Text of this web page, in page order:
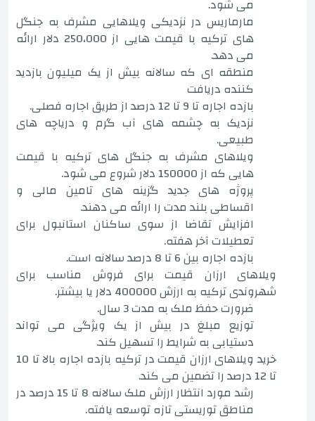
می شود.
مارماریس در نزدیکی ویلاهایی مشرف به جنگل
های ترکیه با قیمت هایی از 250،000 دلار ارائه
می دهد.
منطقه ای که سالانه بیش از یک میلیون بازدید
کننده دریافت
بازده اجاره تا 9 تا 12 درصد از طریق اجاره فصلی.
نزدیک به چشمه های آب گرم و دریاچه های
طبیعی.
ویلاهای مشرف به جنگل های ترکیه با قیمت
هایی که از 150000 دلار شروع می شود.
پروژه های جدید گزینه های تامین مالی و
اقساطی بلند مدت را ارائه می دهند.
افزایش تقاضا از سوی ساکنان استانبول برای
تعطیلات آخر هفته.
بازده اجاره بین 6 تا 8 درصد سالانه است.
ویلاهای ارزان قیمت برای فروش مناسب برای
شهروندی ترکیه به ارزش 400000 دلار یا بیشتر.
ضرورت حفظ ملک به مدت 3 سال.
توزیع مبلغ در بیش از یک ویژگی می تواند
دستیابی به شرایط را تسهیل کند.
خرید ویلاهای ارزان قیمت در ترکیه بازده اجاره بالا تا 10
تا 12 درصد را تضمین می کند.
رشد مورد انتظار ارزش ملک سالانه 8 تا 15 درصد در
مناطق توریستی تازه توسعه یافته.